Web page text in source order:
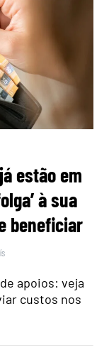
estão em
à sua
beneficiar
apoios: veja
custos nos